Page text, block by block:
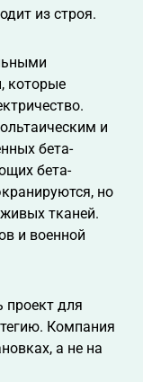
из строя.
которые
и
бета-
бета-
но
тканей.
и военной
проект для
Компания
а не на